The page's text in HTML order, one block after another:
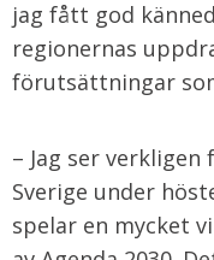
jag fått god
regionernas
förutsättningar
– Jag ser
Sverige under
spelar en mycket